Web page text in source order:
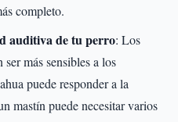
completo.
auditiva de tu perro: Los
ser más sensibles a los
puede responder a la
mastín puede necesitar varios